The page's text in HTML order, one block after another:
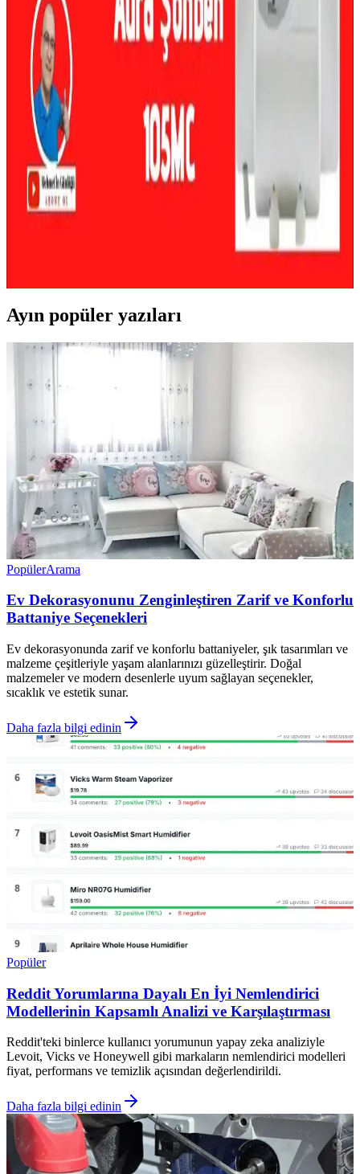
Su ısıtıcısında sızıntı durumunda su ve gaz vanalarının kapatılması,
basınç tahliye valfinin kontrolü ve temizliği önemlidir. Genleşme
tankı da kontrol edilmelidir. Güvenlik için profesyonel yardım alın.
Su Isıtıcısındaki Genişleme Tankı Sızıntısı:
Nedenleri, Riskleri ve Kalıcı Çözümler
Su ısıtıcısındaki genişleme tankı sızıntıları, paslanma ve kaynak
problemleri nedeniyle oluşur. Bu durum evde hasar ve patlama riski
yaratır. Kalıcı çözüm tank değişimi ve profesyonel müdahaledir.
Su Isıtıcı Değişimi: Maliyetler, Riskler ve Önlemler
Üzerine Kapsamlı Rehber
gereksinimleriyle maliyet ve riskler taşır. Sel durdurucu cihaz
Ayın popüler yazıları
PopülerArama
Ev Dekorasyonunu Zenginleştiren Zarif ve Konforlu
Battaniye Seçenekleri
Ev dekorasyonunda zarif ve konforlu battaniyeler, şık tasarımları ve
malzeme çeşitleriyle yaşam alanlarınızı güzelleştirir. Doğal
malzemeler ve modern desenlerle uyum sağlayan seçenekler,
sıcaklık ve estetik sunar.
Daha fazla bilgi edinin
Popüler
Reddit Yorumlarına Dayalı En İyi Nemlendirici
Modellerinin Kapsamlı Analizi ve Karşılaştırması
Reddit'teki binlerce kullanıcı yorumunun yapay zeka analiziyle
Levoit, Vicks ve Honeywell gibi markaların nemlendirici modelleri
fiyat, performans ve temizlik açısından değerlendirildi.
Daha fazla bilgi edinin